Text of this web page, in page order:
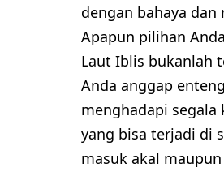
dengan bahaya dan
Apapun pilihan
Laut Iblis bukanlah
Anda anggap
menghadapi segala
yang bisa terjadi di
masuk akal